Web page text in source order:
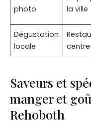
photo
la ville
Dégustation
locale
Saveurs et
manger et
Rehoboth